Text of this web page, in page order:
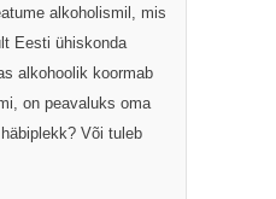
alkoholismil, mis
Eesti ühiskonda
alkohoolik koormab
on peavaluks oma
Või tuleb